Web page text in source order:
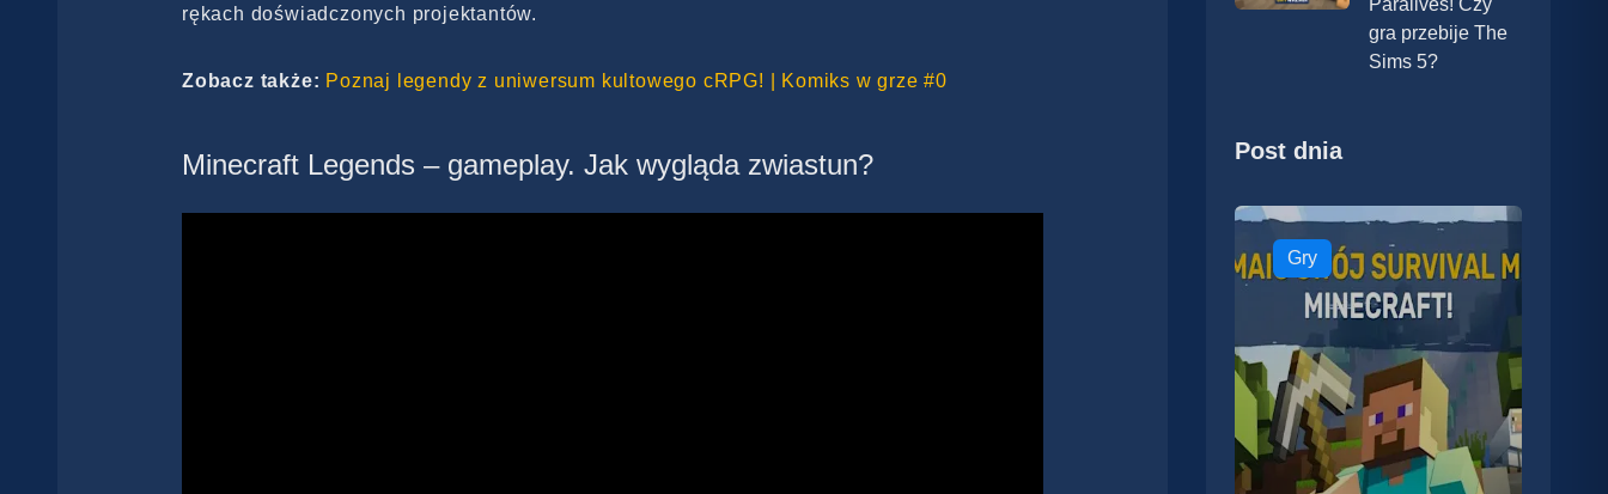
rękach doświadczonych projektantów.
Zobacz także: Poznaj legendy z uniwersum kultowego cRPG! | Komiks w grze #0
Minecraft Legends – gameplay. Jak wygląda zwiastun?
Paralives! Czy
gra przebije The
Sims 5?
Post dnia
Gry